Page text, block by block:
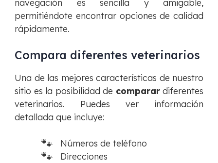
navegación es sencilla y amigable,
permitiéndote encontrar opciones de calidad
rápidamente.
Compara diferentes veterinarios
Una de las mejores características de nuestro
sitio es la posibilidad de comparardiferentes
veterinarios. Puedes ver información
detallada que incluye:
Números de teléfono
Direcciones